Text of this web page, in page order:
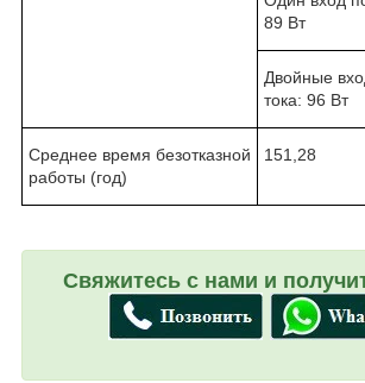
89 Вт
Двойные
тока: 96 Вт
Среднее время безотказной
работы (год)
151,28
Свяжитесь с нами и